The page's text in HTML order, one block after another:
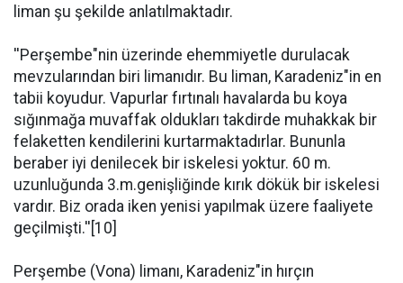
liman şu şekilde anlatılmaktadır.
''Perşembe"nin üzerinde ehemmiyetle durulacak
mevzularından biri limanıdır. Bu liman, Karadeniz"in en
tabii koyudur. Vapurlar fırtınalı havalarda bu koya
sığınmağa muvaffak oldukları takdirde muhakkak bir
felaketten kendilerini kurtarmaktadırlar. Bununla
beraber iyi denilecek bir iskelesi yoktur. 60 m.
uzunluğunda 3.m.genişliğinde kırık dökük bir iskelesi
vardır. Biz orada iken yenisi yapılmak üzere faaliyete
geçilmişti.''[10]
Perşembe (Vona) limanı, Karadeniz"in hırçın